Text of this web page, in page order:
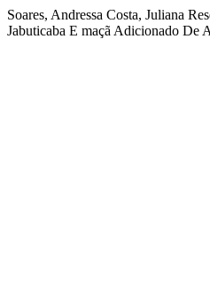
Soares, Andressa Costa, Juliana
Jabuticaba E maçã Adicionado De